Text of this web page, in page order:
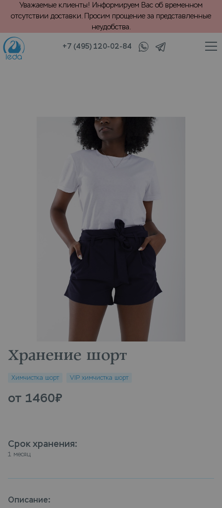
Уважаемые клиенты! Информируем Вас об временном
отсутствии доставки. Просим прощение за представленные
неудобства.
+7 (495) 120-02-84
и трикотаж
Хранение шорт
Химчистка шорт VIP химчистка шорт
от 1460₽
Срок хранения:
1 месяц
Описание: